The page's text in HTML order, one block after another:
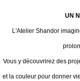
UN
L'Atelier Shandor
Vous y découvrirez des
et la couleur pour donner